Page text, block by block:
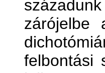
felbontási